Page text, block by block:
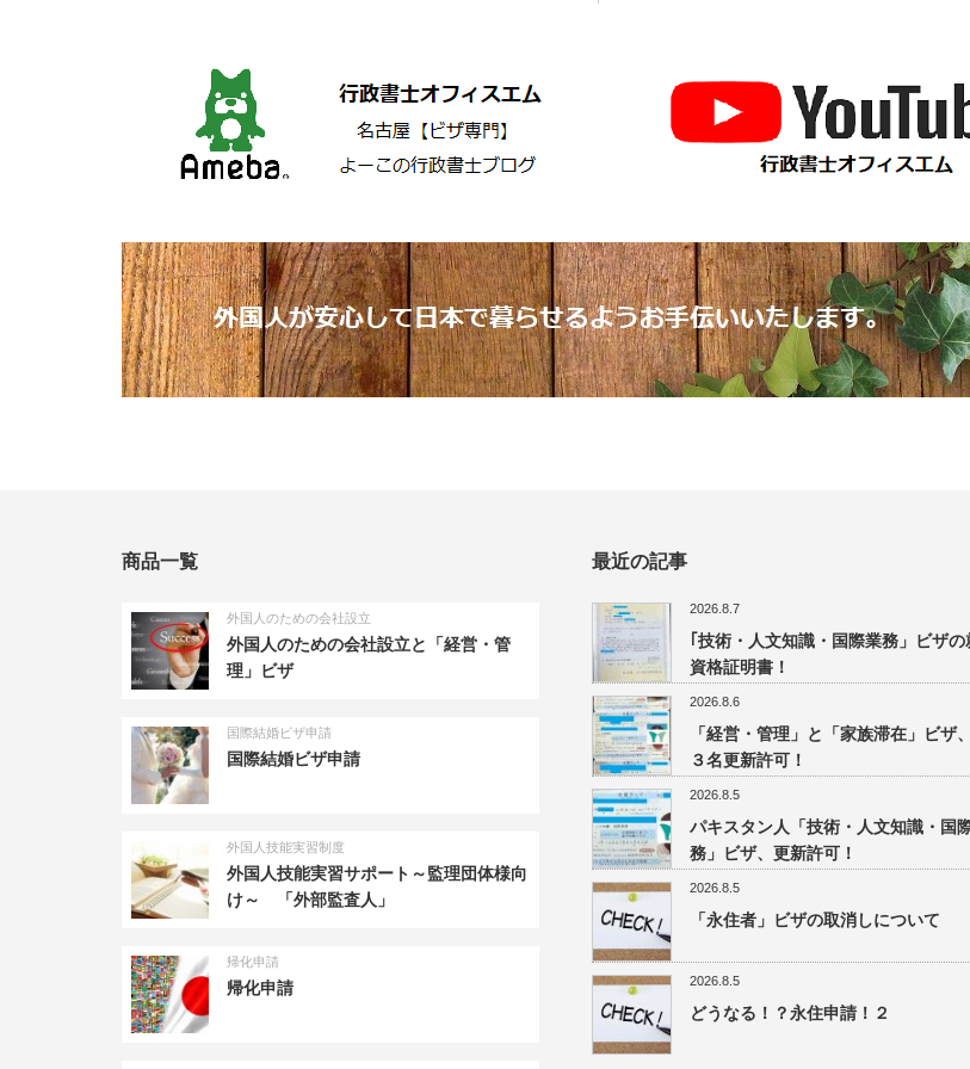
商品一覧
外国人のための会社設立
外国人のための会社設立と「経営・管
理」ビザ
国際結婚ビザ申請
国際結婚ビザ申請
外国人技能実習制度
外国人技能実習サポート～監理団体様向
け～ 「外部監査人」
帰化申請
帰化申請
最近の記事
2026.8.7
｢技術・人文知識・国際業務」ビザの
資格証明書！
2026.8.6
「経営・管理」と「家族滞在」ビザ
３名更新許可！
2026.8.5
パキスタン人「技術・人文知識・国
務」ビザ、更新許可！
2026.8.5
「永住者」ビザの取消しについて
2026.8.5
どうなる！？永住申請！２